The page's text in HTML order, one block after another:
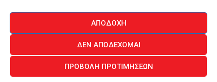
ΑΠΟΔΟΧΉ
ΔΕΝ ΑΠΟΔΈΧΟΜΑΙ
ΠΡΟΒΟΛΉ ΠΡΟΤΙΜΉΣΕΩΝ
ΕΠΙΚΟΙΝΩΝΙΑ
© 2026 - All Rights Reserved -Πολιτική Απορρήτου